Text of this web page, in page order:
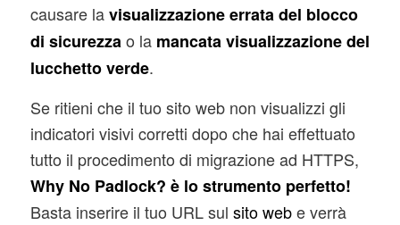
causare lavisualizzazione errata del blocco
di sicurezza o la mancata visualizzazione del
lucchetto verde.
Se ritieni che il tuo sito web non visualizzi gli
indicatori visivi corretti dopo che hai effettuato
tutto il procedimento di migrazione ad HTTPS,
Why No Padlock? è lo strumento perfetto!
Basta inserire il tuo URL sul sito webe verrà